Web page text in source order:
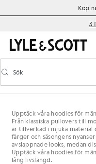
Gå direkt till
Information om Köp
3
Aktivera/inaktivera
Sök
Upptäck våra hoodies för
Från klassiska pullovers till
är tillverkad i mjuka material
färger och säsongens
avslappnade looks, medan
Upptäck våra hoodies för
lång livslängd.